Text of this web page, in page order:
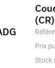
Prix
Stock